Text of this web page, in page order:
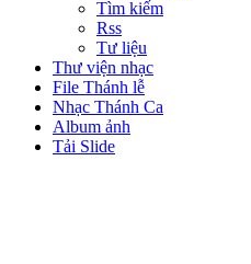
Tìm kiếm
Rss
Tư liệu
Thư viện nhạc
File Thánh lễ
Nhạc Thánh Ca
Album ảnh
Tải Slide